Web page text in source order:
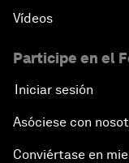
Vídeos
Participe en el
Iniciar sesión
Asóciese con
Conviértase en